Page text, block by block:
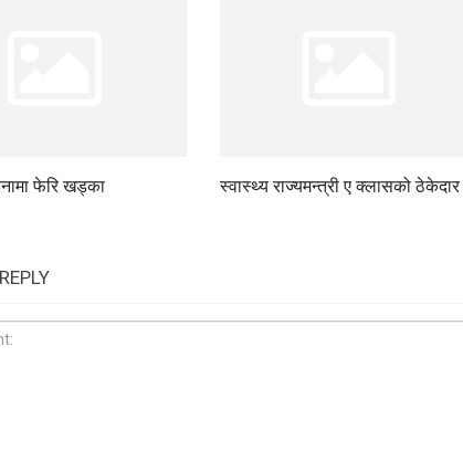
फेरि खड्का स्वास्थ्य राज्यमन्त्री ए क्लासको ठेकेदार